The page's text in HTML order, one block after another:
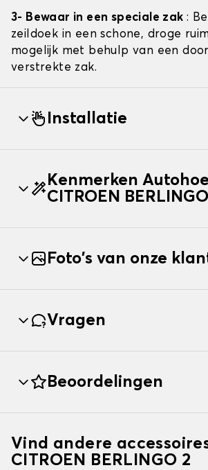
3- Bewaar in een speciale zak :
zeildoek in een schone, droge
mogelijk met behulp van een
verstrekte zak.
Installatie
Kenmerken
CITROEN
Foto's van onze
Vragen
Beoordelingen
Vind andere
CITROEN BERLINGO 2